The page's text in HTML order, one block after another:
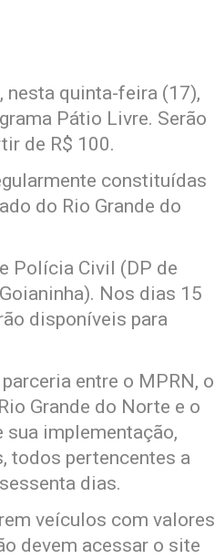
nesta quinta-feira (17),
Pátio Livre. Serão
de R$ 100.
constituídas
do Rio Grande do
Polícia Civil (DP de
Nos dias 15
disponíveis para
entre o MPRN, o
Grande do Norte e o
sua implementação,
todos pertencentes a
dias.
veículos com valores
devem acessar o site